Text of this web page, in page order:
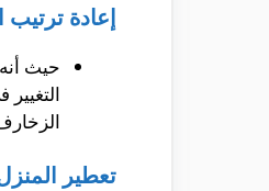
إعادة ترتيب
حيث
تعطير